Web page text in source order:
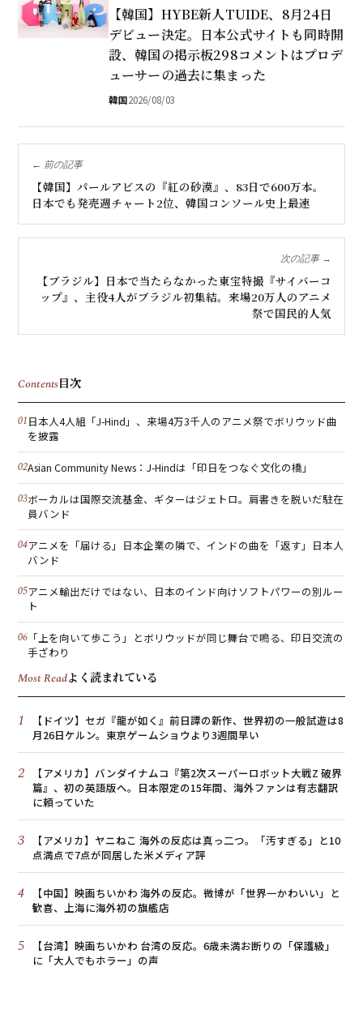
【韓国】HYBE新人TUIDE、8月24日
デビュー決定。日本公式サイトも同時開
設、韓国の掲示板298コメントはプロデ
ューサーの過去に集まった
韓国2026/08/03
← 前の記事
【韓国】パールアビスの『紅の砂漠』、83日で600万本。
日本でも発売週チャート2位、韓国コンソール史上最速
次の記事 →
【ブラジル】日本で当たらなかった東宝特撮『サイバーコ
ップ』、主役4人がブラジル初集結。来場20万人のアニメ
祭で国民的人気
Contents目次
日本人4人組「J-Hind」、来場4万3千人のアニメ祭でボリウッド曲
を披露
Asian Community News：J-Hindは「印日をつなぐ文化の橋」
ボーカルは国際交流基金、ギターはジェトロ。肩書きを脱いだ駐在
員バンド
アニメを「届ける」日本企業の隣で、インドの曲を「返す」日本人
バンド
アニメ輸出だけではない、日本のインド向けソフトパワーの別ルー
ト
「上を向いて歩こう」とボリウッドが同じ舞台で鳴る、印日交流の
手ざわり
Most Readよく読まれている
1
【ドイツ】セガ『龍が如く』前日譚の新作、世界初の一般試遊は8
月26日ケルン。東京ゲームショウより3週間早い
2
【アメリカ】バンダイナムコ『第2次スーパーロボット大戦Z 破界
篇』、初の英語版へ。日本限定の15年間、海外ファンは有志翻訳
に頼っていた
3
【アメリカ】ヤニねこ 海外の反応は真っ二つ。「汚すぎる」と10
点満点で7点が同居した米メディア評
4
【中国】映画ちいかわ 海外の反応。微博が「世界一かわいい」と
歓喜、上海に海外初の旗艦店
5
【台湾】映画ちいかわ 台湾の反応。6歳未満お断りの「保護級」
に「大人でもホラー」の声